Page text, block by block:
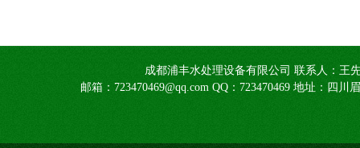
成都浦丰水处理设备有限公司 联系人：王先
邮箱：723470469@qq.com QQ：723470469 地址：四